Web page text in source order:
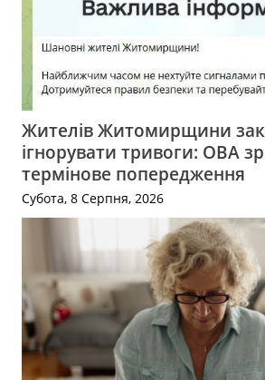
Жителів Житомирщини
ігнорувати тривоги: ОВА
термінове попередження
Субота, 8 Серпня, 2026